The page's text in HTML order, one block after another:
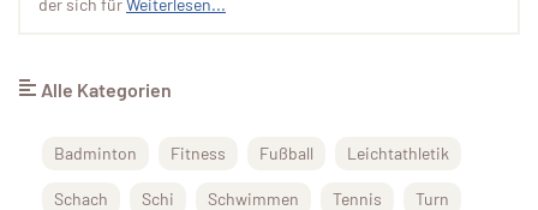
Alle Kategorien
Badminton Fitness Fußball Leichtathletik
Schach Schi Schwimmen Tennis Turn